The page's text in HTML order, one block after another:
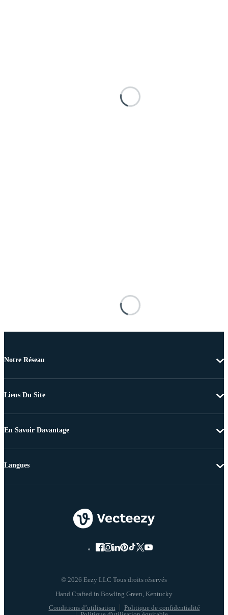
Notre Réseau
Liens Du Site
En Savoir Davantage
© 2026 Eezy LLC Tous droits réservés
Conditions d’utilisation
Politique de confidentialité
Langues